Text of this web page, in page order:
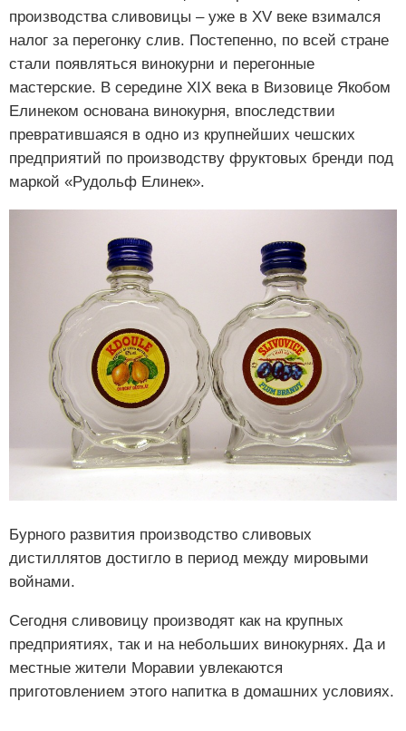
производства сливовицы – уже в XV веке взимался
налог за перегонку слив. Постепенно, по всей стране
стали появляться винокурни и перегонные
мастерские. В середине XIX века в Визовице Якобом
Елинеком основана винокурня, впоследствии
превратившаяся в одно из крупнейших чешских
предприятий по производству фруктовых бренди под
маркой «Рудольф Елинек».
Бурного развития производство сливовых
дистиллятов достигло в период между мировыми
войнами.
Сегодня сливовицу производят как на крупных
предприятиях, так и на небольших винокурнях. Да и
местные жители Моравии увлекаются
приготовлением этого напитка в домашних условиях.